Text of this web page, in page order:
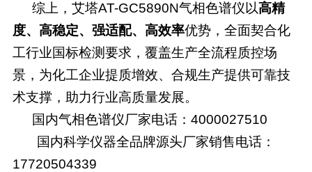
综上，艾塔AT-GC5890N气相色谱仪以高精
度、高稳定、强适配、高效率优势，全面契合化
工行业国标检测要求，覆盖生产全流程质控场
景，为化工企业提质增效、合规生产提供可靠技
术支撑，助力行业高质量发展。
国内气相色谱仪厂家电话：4000027510
国内科学仪器全品牌源头厂家销售电话：
17720504339